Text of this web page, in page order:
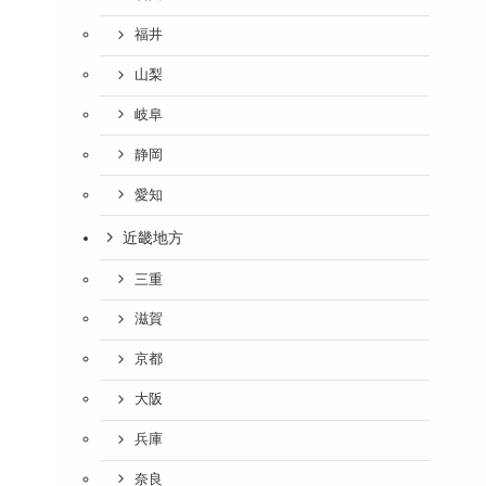
福井
山梨
岐阜
静岡
愛知
近畿地方
三重
滋賀
京都
大阪
兵庫
奈良